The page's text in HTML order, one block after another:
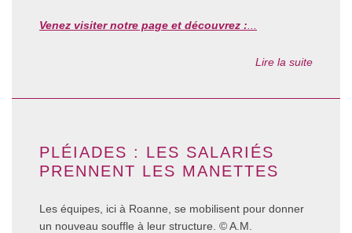
Venez visiter notre page et découvrez :
Lire la suite
PLÉIADES : LES SALARIÉS
PRENNENT LES MANETTES
Les équipes, ici à Roanne, se mobilisent pour donner
un nouveau souffle à leur structure. © A.M.